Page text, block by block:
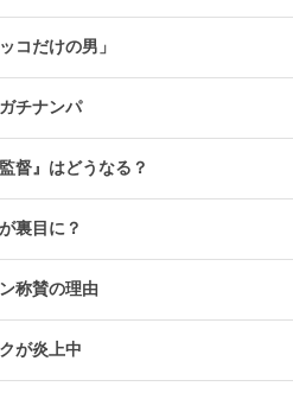
コだけの男」
チナンパ
督』はどうなる？
裏目に？
称賛の理由
が炎上中